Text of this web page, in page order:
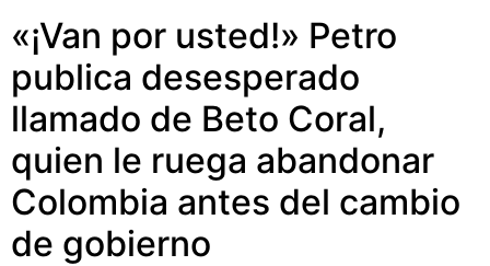
«¡Van por usted!» Petro
publica desesperado
llamado de Beto Coral,
quien le ruega abandonar
Colombia antes del cambio
de gobierno